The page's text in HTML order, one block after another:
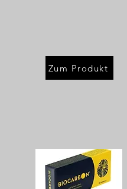
Zum Produkt